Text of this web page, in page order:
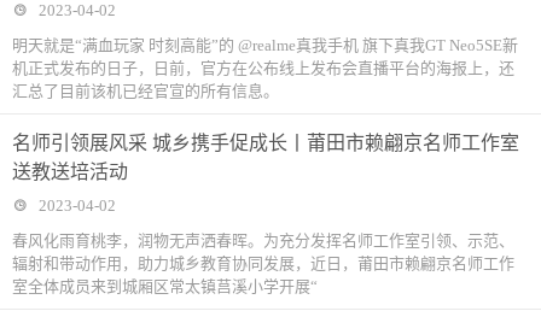
2023-04-02
明天就是“满血玩家 时刻高能”的 @realme真我手机 旗下真我GT Neo5SE新
机正式发布的日子，日前，官方在公布线上发布会直播平台的海报上，还
汇总了目前该机已经官宣的所有信息。
名师引领展风采 城乡携手促成长丨莆田市赖翩京名师工作室
送教送培活动
2023-04-02
春风化雨育桃李，润物无声洒春晖。为充分发挥名师工作室引领、示范、
辐射和带动作用，助力城乡教育协同发展，近日，莆田市赖翩京名师工作
室全体成员来到城厢区常太镇莒溪小学开展“